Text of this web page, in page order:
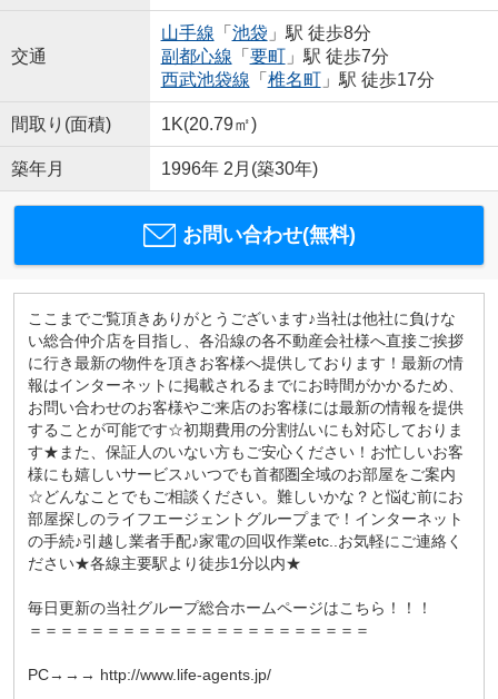
交通
山手線 「 池袋 」駅 徒歩8分
副都心線 「 要町」駅 徒歩7分
西武池袋線 「 椎名町」駅 徒歩17分
間取り(面積) 1K(20.79㎡)
築年月 1996年 2月(築30年)
お問い合わせ(無料)
ここまでご覧頂きありがとうございます♪当社は他社に負けな
い総合仲介店を目指し、各沿線の各不動産会社様へ直接ご挨拶
に行き最新の物件を頂きお客様へ提供しております！最新の情
報はインターネットに掲載されるまでにお時間がかかるため、
お問い合わせのお客様やご来店のお客様には最新の情報を提供
することが可能です☆初期費用の分割払いにも対応しておりま
す★また、保証人のいない方もご安心ください！お忙しいお客
様にも嬉しいサービス♪いつでも首都圏全域のお部屋をご案内
☆どんなことでもご相談ください。難しいかな？と悩む前にお
部屋探しのライフエージェントグループまで！インターネット
の手続♪引越し業者手配♪家電の回収作業etc..お気軽にご連絡く
ださい★各線主要駅より徒歩1分以内★
毎日更新の当社グループ総合ホームページはこちら！！！
＝＝＝＝＝＝＝＝＝＝＝＝＝＝＝＝＝＝＝＝＝＝
PC→→→ http://www.life-agents.jp/